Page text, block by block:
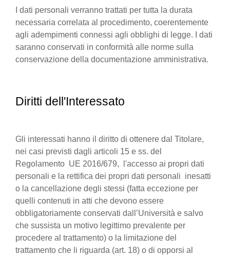
I dati personali verranno trattati per tutta la durata
necessaria correlata al procedimento, coerentemente
agli adempimenti connessi agli obblighi di legge. I dati
saranno conservati in conformità alle norme sulla
conservazione della documentazione amministrativa.
Diritti dell'Interessato
Gli interessati hanno il diritto di ottenere dal Titolare,
nei casi previsti dagli articoli 15 e ss. del
Regolamento UE 2016/679, l'accesso ai propri dati
personali e la rettifica dei propri dati personali inesatti
o la cancellazione degli stessi (fatta eccezione per
quelli contenuti in atti che devono essere
obbligatoriamente conservati dall’Università e salvo
che sussista un motivo legittimo prevalente per
procedere al trattamento) o la limitazione del
trattamento che li riguarda (art. 18) o di opporsi al